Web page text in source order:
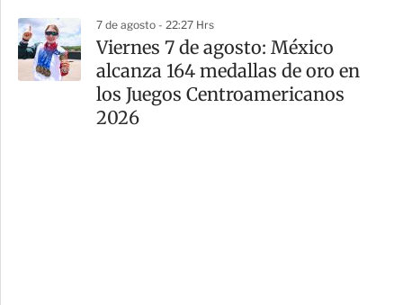
7 de agosto - 22:27 Hrs
Viernes 7 de agosto: México
alcanza 164 medallas de oro en
los Juegos Centroamericanos
2026